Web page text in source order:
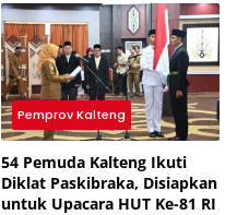
Pemprov Kalteng
54 Pemuda Kalteng Ikuti
Diklat Paskibraka, Disiapkan
untuk Upacara HUT Ke-81 RI